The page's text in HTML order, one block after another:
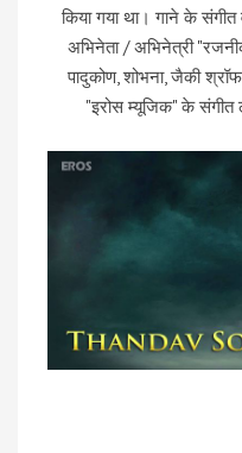
किया गया था। गाने के संगीत
अभिनेता / अभिनेत्री
पादुकोण, शोभना, जैकी
"इरोस म्यूजिक" के संगीत